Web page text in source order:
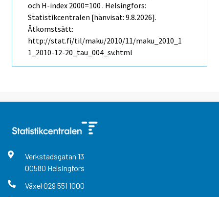
och H-index 2000=100 . Helsingfors:
Statistikcentralen [hänvisat: 9.8.2026].
Åtkomstsätt:
http://stat.fi/til/maku/2010/11/maku_2010_1
1_2010-12-20_tau_004_sv.html
Verkstadsgatan 13
00580 Helsingfors
Växel 029 551 1000